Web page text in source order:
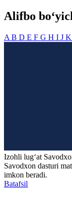
Alifbo
A B D E F G H I J K
Izohli lugʻat
Savodxon dasturi
imkon beradi.
Batafsil